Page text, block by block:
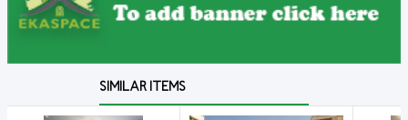
SIMILAR ITEMS